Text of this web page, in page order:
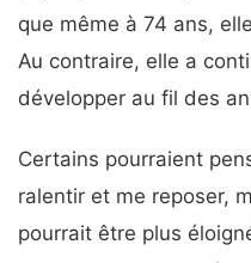
que même à 74 ans,
Au contraire, elle a
développer au fil des
Certains pourraient
ralentir et me reposer,
pourrait être plus